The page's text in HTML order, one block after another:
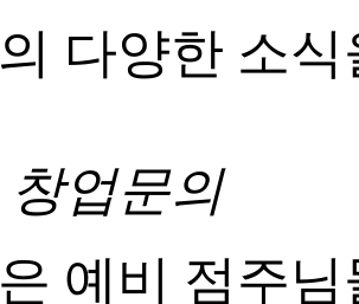
다양한 소
창업문의
예비 점주